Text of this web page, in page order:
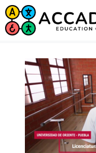
Saltar
al
contenido